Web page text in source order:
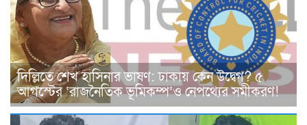
দিল্লিতে শেখ হাসিনার ভাষণ: ঢাকায় কেন উদ্বেগ? ৫
আগস্টের ‘রাজনৈতিক ভূমিকম্প’ও নেপথ্যের সমীকরণ!